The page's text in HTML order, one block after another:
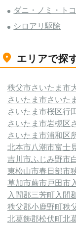
ダニ・ノミ・ト
シロアリ駆除
エリアで探
秩父市さいたま市
さいたま市さいた
さいたま市桜区行
さいたま市岩槻区
さいたま市浦和区
北本市八潮市富士
吉川市ふじみ野市
東松山市春日部市
草加市蕨市戸田市
入間郡三芳町入間
秩父郡小鹿野町秩
北葛飾郡松伏町北